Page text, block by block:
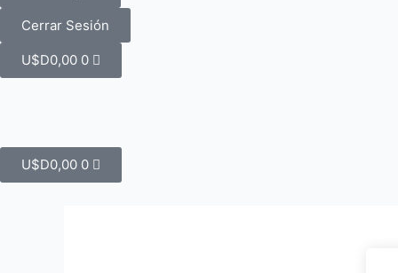
Cerrar Sesión
U$D0,00 0
Carrito
U$D0,00 0
Carrito